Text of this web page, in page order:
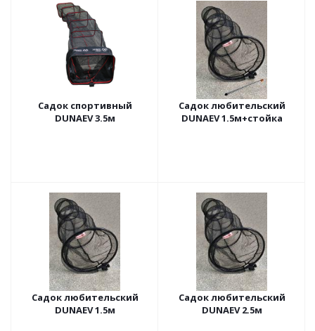
Садок спортивный
DUNAEV 3.5м
Садок любительский
DUNAEV 1.5м+стойка
Садок любительский
DUNAEV 1.5м
Садок любительский
DUNAEV 2.5м